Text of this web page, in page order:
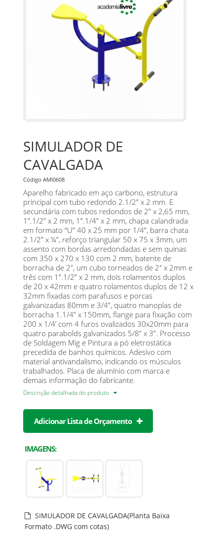
SIMULADOR DE
CAVALGADA
Código AMI0608
Aparelho fabricado em aço carbono, estrutura
principal com tubo redondo 2.1/2” x 2 mm. E
secundária com tubos redondos de 2” x 2,65 mm,
1”.1/2” x 2 mm, 1”.1/4” x 2 mm, chapa calandrada
em formato “U” 40 x 25 mm por 1/4”, barra chata
2.1/2” x ¼”, reforço triangular 50 x 75 x 3mm, um
assento com bordas arredondadas e sem quinas
com 350 x 270 x 130 com 2 mm, batente de
borracha de 2", um cubo torneados de 2" x 2mm e
três com 1”.1/2” x 2 mm, dois rolamentos duplos
de 20 x 42mm e quatro rolamentos duplos de 12 x
32mm fixadas com parafusos e porcas
galvanizadas 80mm e 3/4”, quatro manoplas de
borracha 1.1/4” x 150mm, flange para fixação com
200 x 1/4’ com 4 furos ovalizados 30x20mm para
quatro parabolds galvanizados 5/8” x 3”. Processo
de Soldagem Mig e Pintura a pó eletrostática
precedida de banhos químicos. Adesivo com
material antivandalismo, indicando os músculos
trabalhados. Placa de alumínio com marca e
demais informação do fabricante.
Descrição detalhada do produto
Adicionar Lista de Orçamento
IMAGENS:
SIMULADOR DE CAVALGADA(Planta Baixa
Formato .DWG com cotas)